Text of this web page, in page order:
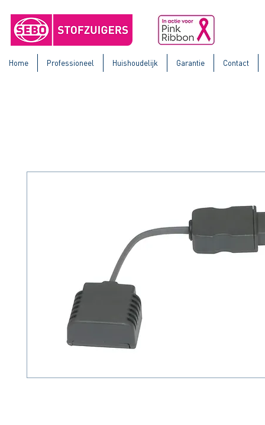
Home Professioneel Huishoudelijk Garantie Contact